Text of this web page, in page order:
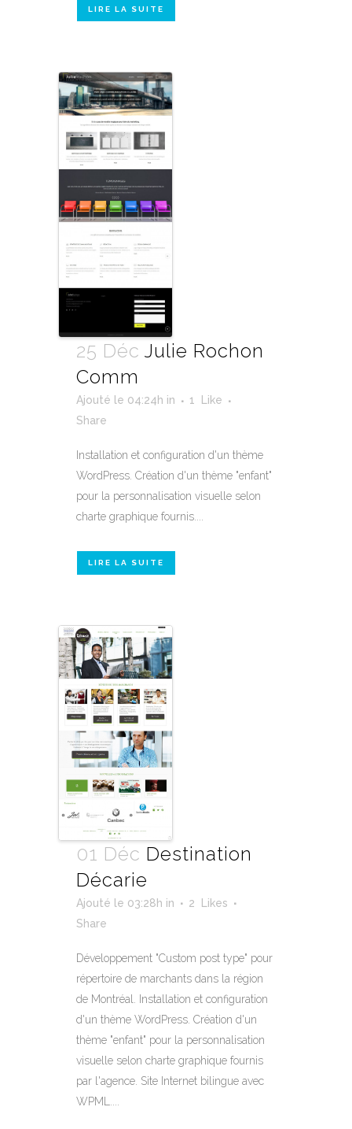
LIRE LA SUITE
25 Déc Julie Rochon
Comm
Ajouté le 04:24h in 1
Like
Share
Installation et configuration d'un thème
WordPress. Création d'un thème "enfant"
pour la personnalisation visuelle selon
charte graphique fournis....
LIRE LA SUITE
01 Déc Destination
Décarie
Ajouté le 03:28h in 2
Likes
Share
Développement "Custom post type" pour
répertoire de marchants dans la région
de Montréal. Installation et configuration
d'un thème WordPress. Création d'un
thème "enfant" pour la personnalisation
visuelle selon charte graphique fournis
par l'agence. Site Internet bilingue avec
WPML....